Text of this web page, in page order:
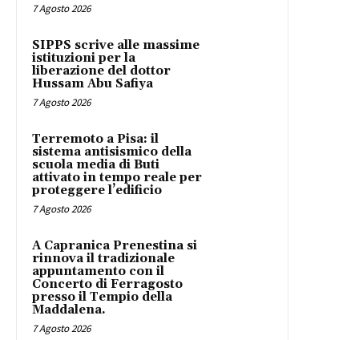
7 Agosto 2026
SIPPS scrive alle massime
istituzioni per la
liberazione del dottor
Hussam Abu Safiya
7 Agosto 2026
Terremoto a Pisa: il
sistema antisismico della
scuola media di Buti
attivato in tempo reale per
proteggere l’edificio
7 Agosto 2026
A Capranica Prenestina si
rinnova il tradizionale
appuntamento con il
Concerto di Ferragosto
presso il Tempio della
Maddalena.
7 Agosto 2026